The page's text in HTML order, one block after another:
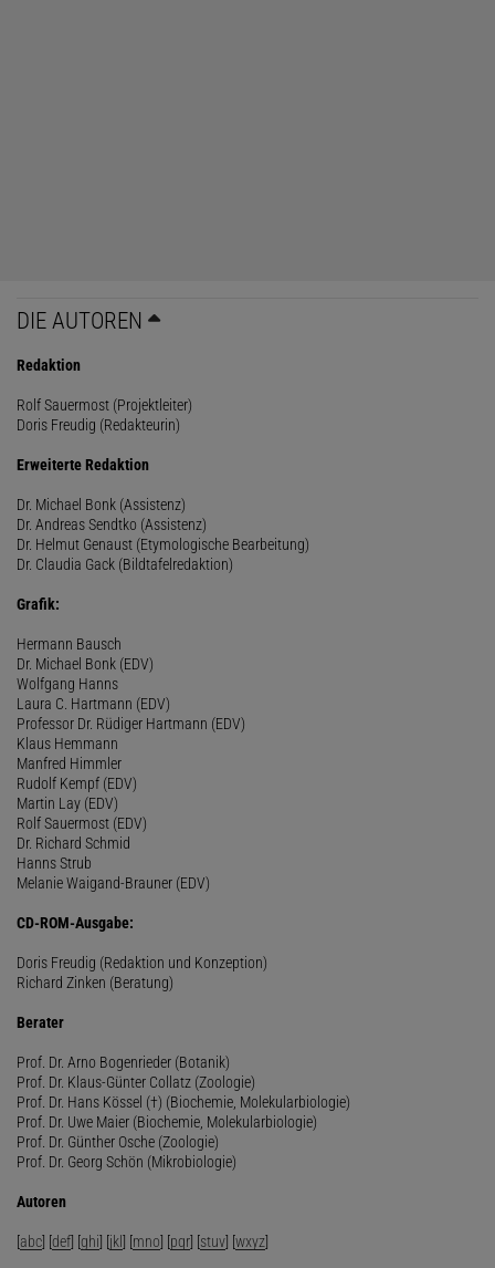
DIE AUTOREN
Redaktion
Rolf Sauermost (Projektleiter)
Doris Freudig (Redakteurin)
Erweiterte Redaktion
Dr. Michael Bonk (Assistenz)
Dr. Andreas Sendtko (Assistenz)
Dr. Helmut Genaust (Etymologische Bearbeitung)
Dr. Claudia Gack (Bildtafelredaktion)
Grafik:
Hermann Bausch
Dr. Michael Bonk (EDV)
Wolfgang Hanns
Laura C. Hartmann (EDV)
Professor Dr. Rüdiger Hartmann (EDV)
Klaus Hemmann
Manfred Himmler
Rudolf Kempf (EDV)
Martin Lay (EDV)
Rolf Sauermost (EDV)
Dr. Richard Schmid
Hanns Strub
Melanie Waigand-Brauner (EDV)
CD-ROM-Ausgabe:
Doris Freudig (Redaktion und Konzeption)
Richard Zinken (Beratung)
Berater
Prof. Dr. Arno Bogenrieder (Botanik)
Prof. Dr. Klaus-Günter Collatz (Zoologie)
Prof. Dr. Hans Kössel (†) (Biochemie, Molekularbiologie)
Prof. Dr. Uwe Maier (Biochemie, Molekularbiologie)
Prof. Dr. Günther Osche (Zoologie)
Prof. Dr. Georg Schön (Mikrobiologie)
Autoren
[abc] [def] [ghi] [jkl] [mno] [pqr] [stuv] [wxyz]